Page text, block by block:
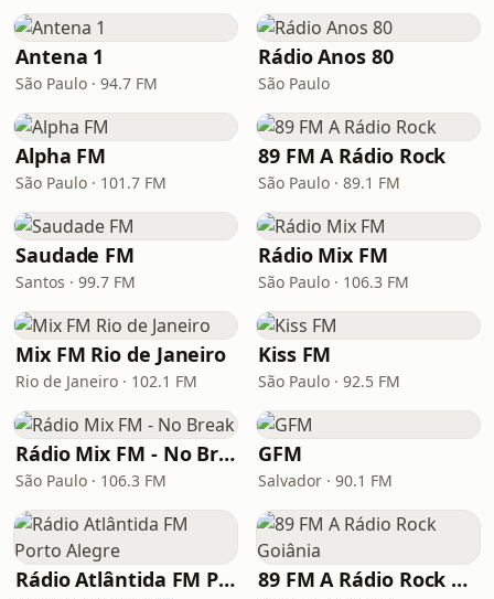
Antena 1
São Paulo · 94.7 FM
Rádio Anos 80
São Paulo
Alpha FM
São Paulo · 101.7 FM
89 FM A Rádio Rock
São Paulo · 89.1 FM
Saudade FM
Santos · 99.7 FM
Rádio Mix FM
São Paulo · 106.3 FM
Mix FM Rio de Janeiro
Rio de Janeiro · 102.1 FM
Kiss FM
São Paulo · 92.5 FM
Rádio Mix FM - No Break
São Paulo · 106.3 FM
GFM
Salvador · 90.1 FM
Rádio Atlântida FM Porto Alegre 89 FM A Rádio Rock Goiânia